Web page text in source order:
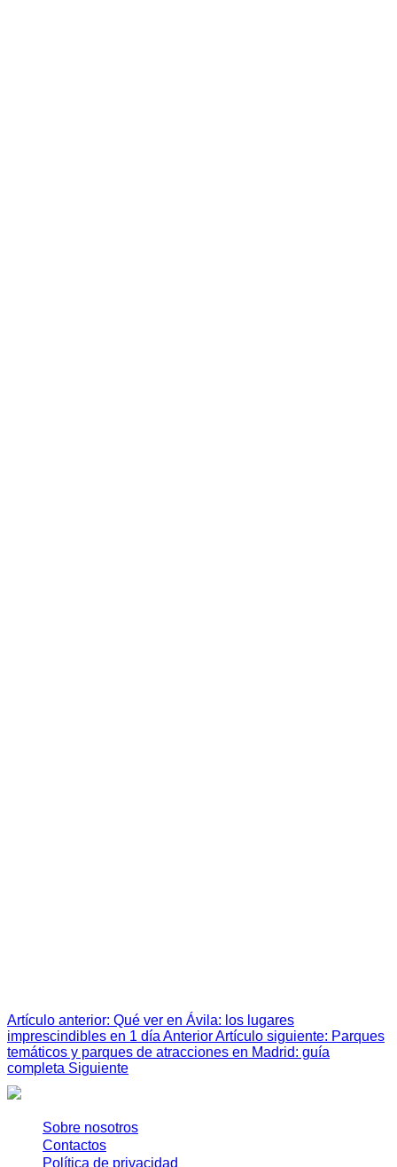
Artículo anterior: Qué ver en Ávila: los lugares
imprescindibles en 1 día AnteriorArtículo siguiente: Parques
temáticos y parques de atracciones en Madrid: guía
completa Siguiente
Sobre nosotros
Contactos
Política de privacidad